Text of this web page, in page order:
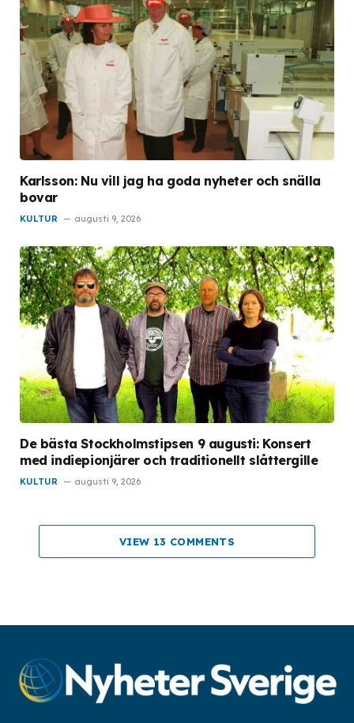
Karlsson: Nu vill jag ha goda nyheter och snälla
bovar
KULTUR augusti 9, 2026
De bästa Stockholmstipsen 9 augusti: Konsert
med indiepionjärer och traditionellt slåttergille
KULTUR augusti 9, 2026
VIEW 13 COMMENTS